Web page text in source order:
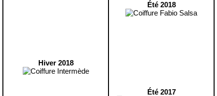
Hiver 2018
Été 2018
Été 2017